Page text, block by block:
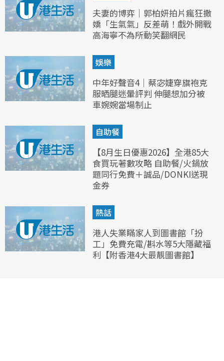
夫妻的博弈｜郭柏妍拍片瘋狂撒
嬌「生氣氣」反差萌！戲外開戰
高海寧不為所動笑翻網民
娛樂
中年好聲音4｜蔡宓婕穿旗袍克
服晒腿迷暈評判 伸腿想加分被
車婉婉當場制止
自助餐
【8月生日優惠2026】全港85大
食買玩著數攻略 自助餐/火鍋放
題同行免費＋誠品/DONKI送現
金券
熱話
港人失業瞞家人到圖書館「扮
工」免費充電/斟水等5大隱藏福
利【附香港4大最靚圖書館】